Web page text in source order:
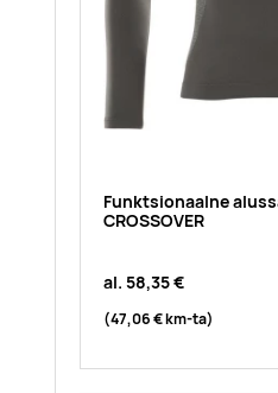
Funktsionaalne
CROSSOVER
al. 58,35 €
(47,06 €km-ta)